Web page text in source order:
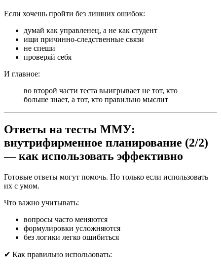
Если хочешь пройти без лишних ошибок:
думай как управленец, а не как студент
ищи причинно-следственные связи
не спеши
проверяй себя
И главное:
во второй части теста выигрывает не тот, кто
больше знает, а тот, кто правильно мыслит
Ответы на тесты ММУ:
внутрифирменное планирование (2/2)
— как использовать эффективно
Готовые ответы могут помочь. Но только если использовать
их с умом.
Что важно учитывать:
вопросы часто меняются
формулировки усложняются
без логики легко ошибиться
✔ Как правильно использовать: